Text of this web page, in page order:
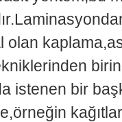
olan
istenen bir